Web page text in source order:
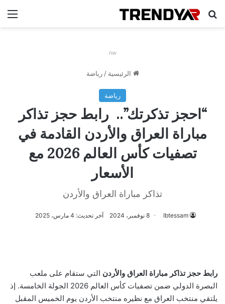
بحث عن
nw
الرئيسية / رياضة
رياضة
“احجز تذكرتك”.. رابط حجز تذاكر
مباراة العراق والأردن القادمة في
تصفيات كأس العالم 2026 مع
الأسعار
تذاكر مباراة العراق والأردن
Ibtessam 8 نوفمبر، 2024 آخر تحديث: 4 مارس، 2025
رابط حجز تذاكر مباراة العراق والأردن التي ستقام على ملعب
البصرة الدولي ضمن تصفيات كأس العالم 2026 الجولة الخامسة. إذ
يلتقي منتخب العراق مع نظيره منتخب الأردن يوم الخميس المقبل